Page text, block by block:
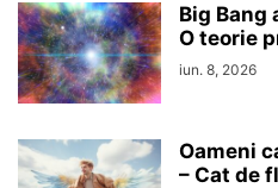
Big Bang
O teorie
iun. 8, 2026
Oameni
– Cat de